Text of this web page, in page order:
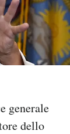
generale
dello